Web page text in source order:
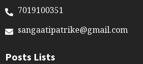
7019100351
sangaatipatrike@gmail.com
Posts Lists